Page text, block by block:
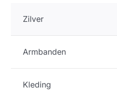
Zilver
Armbanden
Kleding